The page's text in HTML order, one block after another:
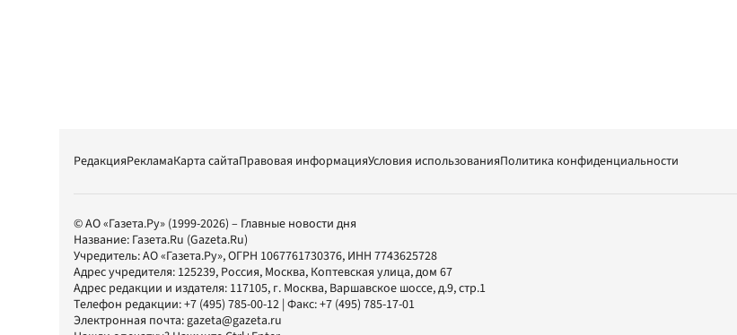
РедакцияРекламаКарта сайтаПравовая информацияУсловия использованияПолитика конфиденциальности
© АО «Газета.Ру» (1999-2026) – Главные новости дня
Название: Газета.Ru (Gazeta.Ru)
Учредитель:АО «Газета.Ру», ОГРН 1067761730376, ИНН 7743625728
Адрес учредителя: 125239, Россия, Москва, Коптевская улица, дом 67
Адрес редакции и издателя: 117105, г. Москва, Варшавское шоссе, д.9, стр.1
Телефон редакции:+7 (495) 785-00-12 | Факс:+7 (495) 785-17-01
Электронная почта:gazeta@gazeta.ru